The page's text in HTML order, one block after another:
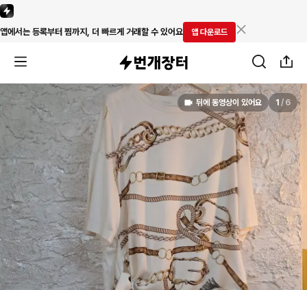
앱에서는 등록부터 찜까지, 더 빠르게 거래할 수 있어요 앱 다운로드
뒤에 동영상이 있어요 1 / 6